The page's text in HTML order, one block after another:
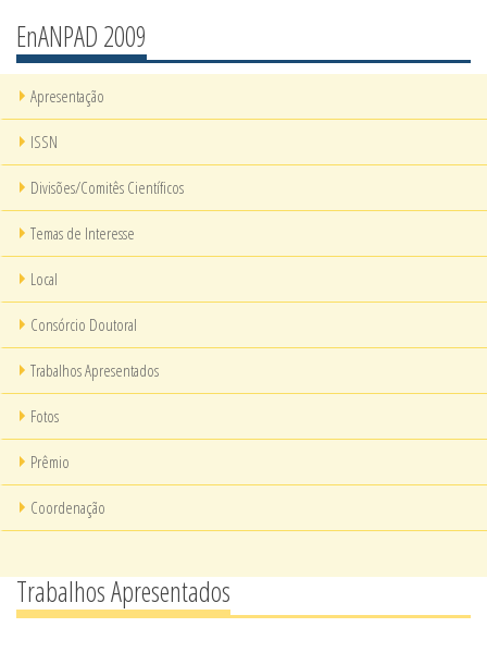
EnANPAD 2009
Apresentação
ISSN
Divisões/Comitês Científicos
Temas de Interesse
Local
Consórcio Doutoral
Trabalhos Apresentados
Fotos
Prêmio
Coordenação
Trabalhos Apresentados